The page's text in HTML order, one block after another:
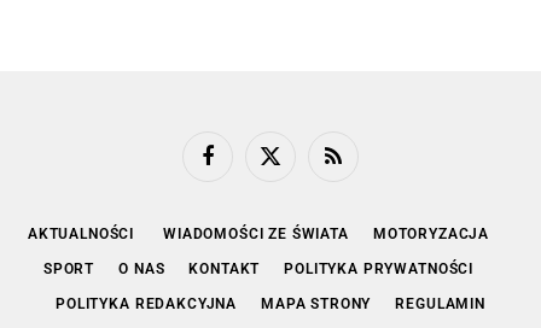
FacebookX
RSS
AKTUALNOŚCI WIADOMOŚCI ZE ŚWIATA MOTORYZACJA
SPORT O NAS KONTAKT POLITYKA PRYWATNOŚCI
POLITYKA REDAKCYJNA MAPA STRONY REGULAMIN